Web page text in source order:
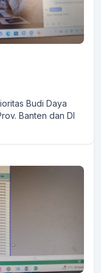
Budi Daya
Banten dan DI